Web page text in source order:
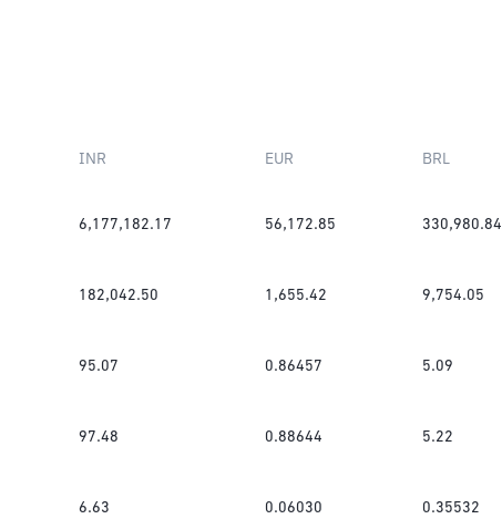
INR EUR BRL
6,177,182.17 56,172.85 330,980.84
182,042.50 1,655.42 9,754.05
95.07 0.86457 5.09
97.48 0.88644 5.22
6.63 0.06030 0.35532